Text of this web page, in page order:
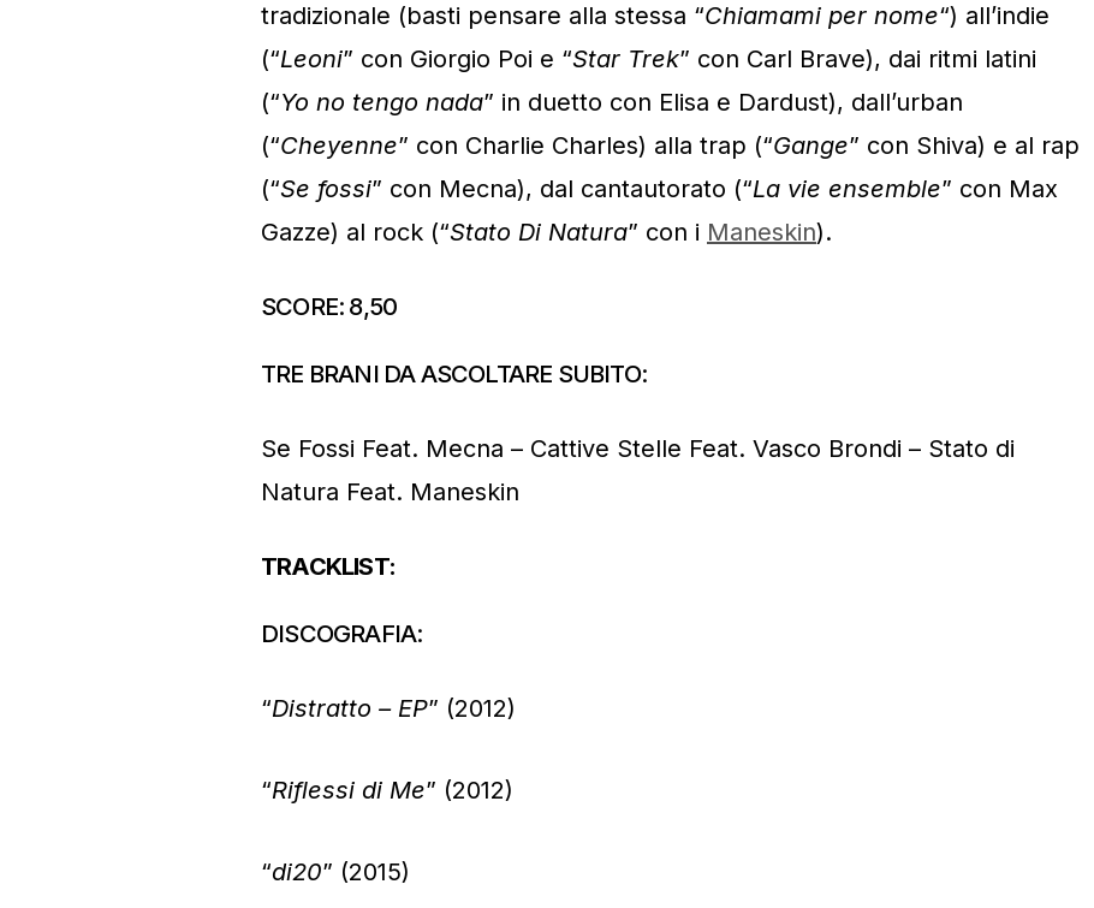
tradizionale (basti pensare alla stessa “Chiamami per nome“) all’indie
(“Leoni” con Giorgio Poi e “Star Trek” con Carl Brave), dai ritmi latini
(“Yo no tengo nada” in duetto con Elisa e Dardust), dall’urban
(“Cheyenne” con Charlie Charles) alla trap (“Gange” con Shiva) e al rap
(“Se fossi” con Mecna), dal cantautorato (“La vie ensemble” con Max
Gazze) al rock (“Stato Di Natura” con i Maneskin).
SCORE: 8,50
TRE BRANI DA ASCOLTARE SUBITO:
Se Fossi Feat. Mecna – Cattive Stelle Feat. Vasco Brondi – Stato di
Natura Feat. Maneskin
TRACKLIST:
DISCOGRAFIA:
“Distratto – EP” (2012)
“Riflessi di Me” (2012)
“di20” (2015)